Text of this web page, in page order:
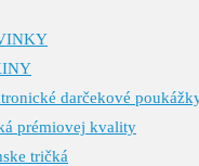
darčekové
prémiovej kvality
tričká